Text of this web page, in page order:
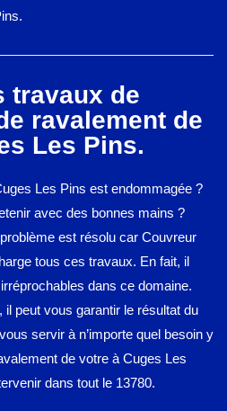
travaux de
ravalement de
Les Pins.
Les Pins est endommagée ?
avec des bonnes mains ?
est résolu car Couvreur
tous ces travaux. En fait, il
dans ce domaine.
il peut vous garantir le résultat du
servir à n’importe quel besoin y
de votre à Cuges Les
dans tout le 13780.